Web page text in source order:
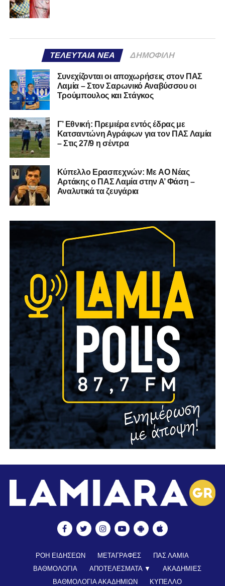
ΤΕΛΕΥΤΑΊΑ ΝΈΑ ΔΗΜΟΦΙΛΉ
Συνεχίζονται οι αποχωρήσεις στον ΠΑΣ
Λαμία – Στον Σαρωνικό Αναβύσσου οι
Τρούμπουλος και Στάγκος
Γ’ Εθνική: Πρεμιέρα εντός έδρας με
Κατσαντώνη Αγράφων για τον ΠΑΣ Λαμία
– Στις 27/9 η σέντρα
Kύπελλο Ερασιτεχνών: Με AO Nέας
Αρτάκης ο ΠΑΣ Λαμία στην Α’ Φάση –
Αναλυτικά τα ζευγάρια
ΡΟΗ ΕΙΔΗΣΕΩΝ ΜΕΤΑΓΡΑΦΕΣ
ΠΑΣ ΛΑΜΙΑ
ΒΑΘΜΟΛΟΓΙΑ
ΑΠΟΤΕΛΕΣΜΑΤΑ ▼
ΑΚΑΔΗΜΙΕΣ
ΒΑΘΜΟΛΟΓΙΑ ΑΚΑΔΗΜΙΩΝ
ΚΥΠΕΛΛΟ